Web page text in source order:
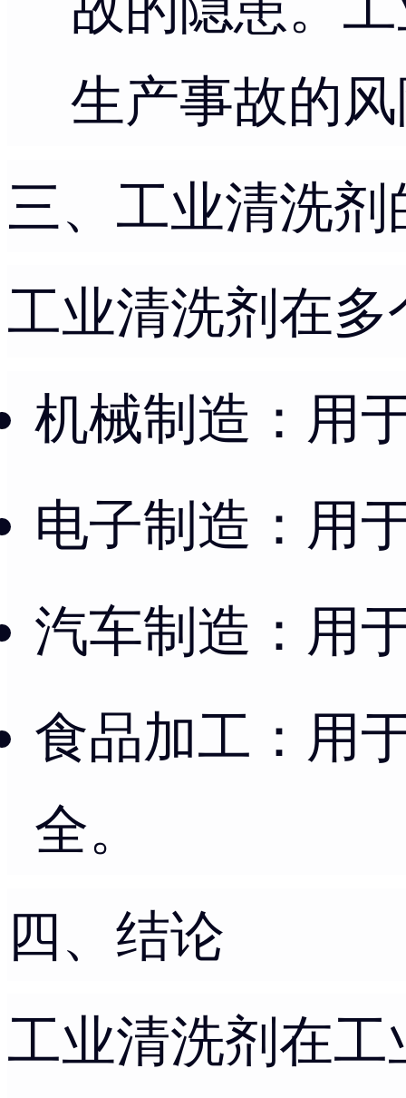
生产事故的
三、工业清洗
工业清洗剂在
机械制造：用
电子制造：用
汽车制造：用
食品加工：用
全。
四、结论
工业清洗剂在